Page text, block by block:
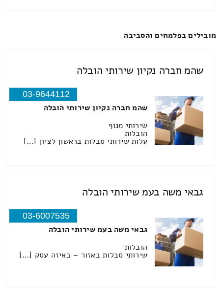
מובילים בפלמחים והסביבה
שהמ חברה נקיון שירותי הובלה
03-9644112
שהמ חברה נקיון שירותי הובלה
שירותי מנוף
הובלות
עלות שירותי סבלות בראשון לציון […]
גבאי משה בעמ שירותי הובלה
03-6007535
גבאי משה בעמ שירותי הובלה
הובלות
שירותי סבלות באזור – באיזה עסק […]